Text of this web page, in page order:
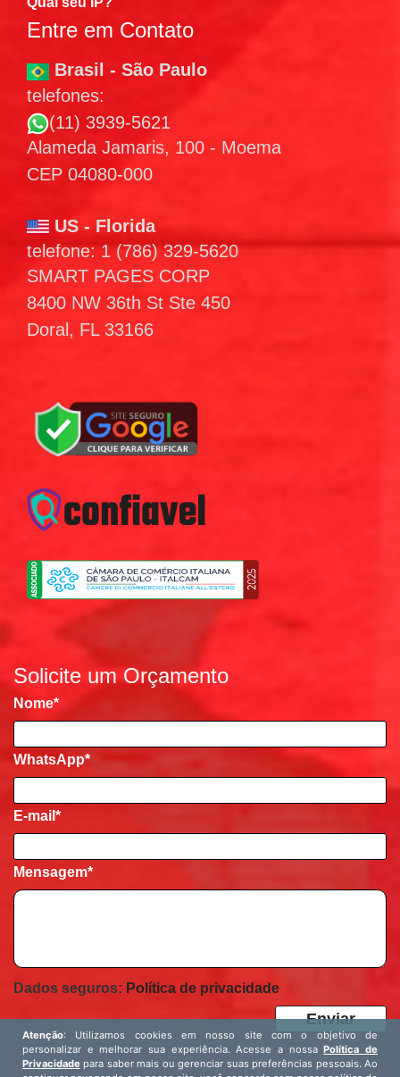
Entre em Contato
Brasil - São Paulo
telefones:
(11) 3939-5621
Alameda Jamaris, 100 - Moema
CEP 04080-000
US - Florida
telefone: 1 (786) 329-5620
SMART PAGES CORP
8400 NW 36th St Ste 450
Doral, FL 33166
Solicite um Orçamento
Nome*
WhatsApp*
E-mail *
Mensagem*
Dados seguros: Política de privacidade